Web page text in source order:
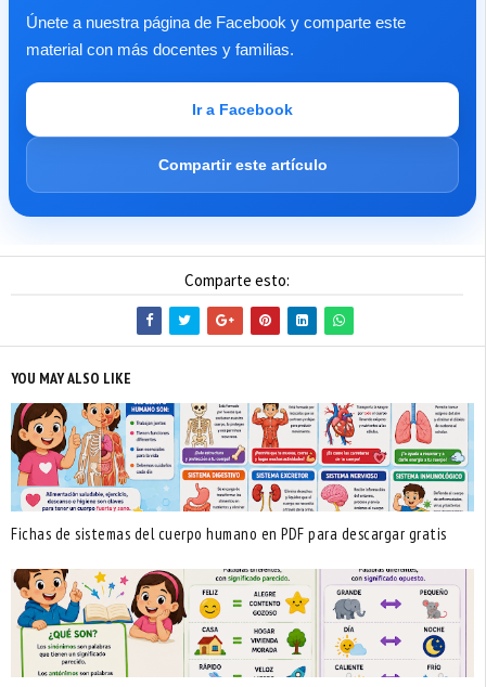
Únete a nuestra página de Facebook y comparte este
material con más docentes y familias.
Ir a Facebook
Compartir este artículo
Comparte esto:
YOU MAY ALSO LIKE
Fichas de sistemas del cuerpo humano en PDF para descargar gratis